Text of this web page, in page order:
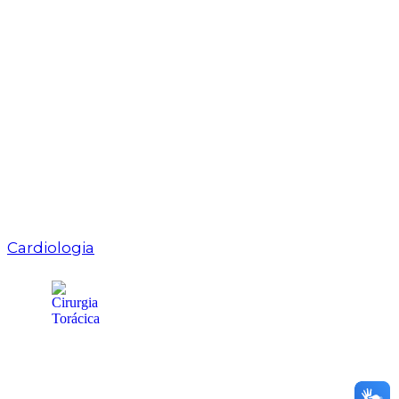
Cardiologia